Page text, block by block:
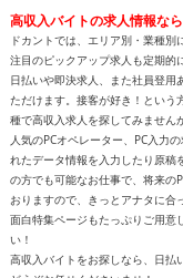
高収入バイトの求人情報な
ドカントでは、エリア別・業種別
注目のピックアップ求人も定期的
日払いや即決求人、また社員登用
ただけます。接客が好き！という
種で高収入求人を探してみません
人気のPCオペレーター、PC入力
れたデータ情報を入力したり原稿
の方でも可能なお仕事で、将来の
おりますので、きっとアナタに合
面白特集ページもたっぷりご用意
い！
高収入バイトをお探しなら、日払